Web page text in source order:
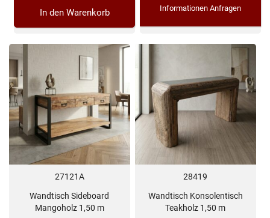
In den Warenkorb Informationen Anfragen
27121A
Wandtisch Sideboard
Mangoholz 1,50 m
28419
Wandtisch Konsolentisch
Teakholz 1,50 m